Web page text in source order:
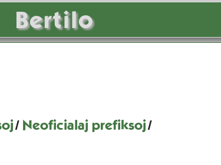
Bertilo
/ Neoficialaj prefiksoj/